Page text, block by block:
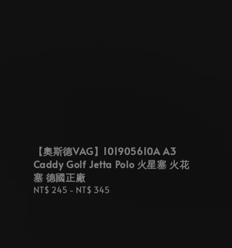
【奧斯德VAG】101905610A A3
Caddy Golf Jetta Polo 火星塞 火花
塞 德國正廠
Regular
NT$ 245 - NT$ 345